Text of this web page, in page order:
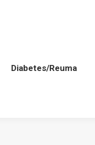
Diabetes/Reuma